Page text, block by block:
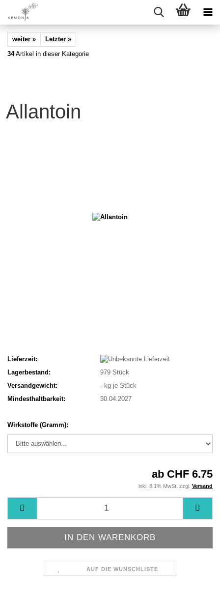
weiter »
Letzter »
34Artikel in dieser Kategorie
Allantoin
Lieferzeit:
Lagerbestand:
979Stück
Versandgewicht:
- kg je Stück
Mindesthaltbarkeit:
30.04.2027
Wirkstoffe (Gramm):
ab CHF 6.75
inkl. 8.1% MwSt. zzgl. Versand
AUF DIE WUNSCHLISTE